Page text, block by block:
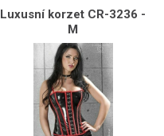
Luxusní korzet CR-3236 -
M